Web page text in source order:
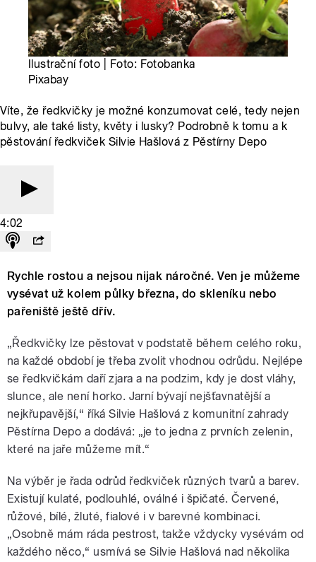
Ilustrační foto | Foto: Fotobanka
Pixabay
Víte, že ředkvičky je možné konzumovat celé, tedy nejen
bulvy, ale také listy, květy i lusky? Podrobně k tomu a k
pěstování ředkviček Silvie Hašlová z Pěstírny Depo
4:02
Rychle rostou a nejsou nijak náročné. Ven je můžeme
vysévat už kolem půlky března, do skleníku nebo
pařeniště ještě dřív.
„Ředkvičky lze pěstovat v podstatě během celého roku,
na každé období je třeba zvolit vhodnou odrůdu. Nejlépe
se ředkvičkám daří zjara a na podzim, kdy je dost vláhy,
slunce, ale není horko. Jarní bývají nejšťavnatější a
nejkřupavější,“ říká Silvie Hašlová z komunitní zahrady
Pěstírna Depo a dodává: „je to jedna z prvních zelenin,
které na jaře můžeme mít.“
Na výběr je řada odrůd ředkviček různých tvarů a barev.
Existují kulaté, podlouhlé, oválné i špičaté. Červené,
růžové, bílé, žluté, fialové i v barevné kombinaci.
„Osobně mám ráda pestrost, takže vždycky vysévám od
každého něco,“ usmívá se Silvie Hašlová nad několika